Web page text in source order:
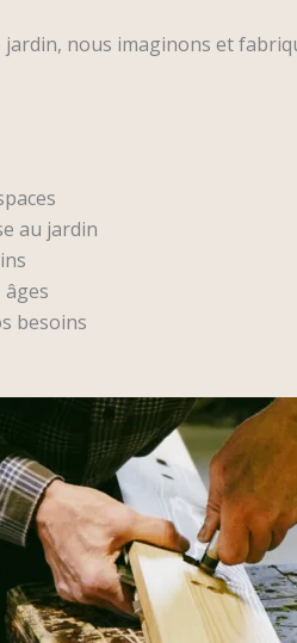
nous imaginons et
au jardin
besoins